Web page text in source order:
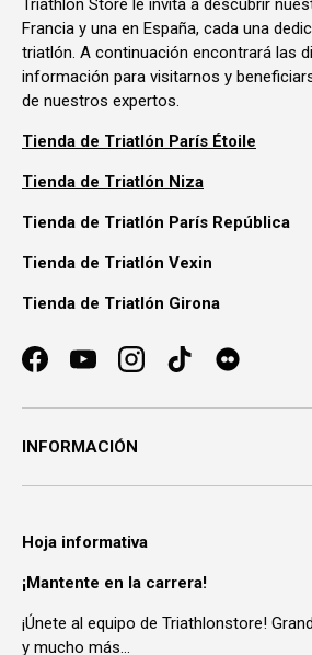
Francia y una en España, cada una
triatlón. A continuación encontrará las
información para visitarnos y
de nuestros expertos.
Tienda de Triatlón París Étoile
Tienda de Triatlón Niza
Tienda de Triatlón París República
Tienda de Triatlón Vexin
Tienda de Triatlón Girona
FacebookYouTubeInstagramTikTok
INFORMACIÓN
Hoja informativa
¡Mantente en la carrera!
¡Únete al equipo de Triathlonstore!
y mucho más...